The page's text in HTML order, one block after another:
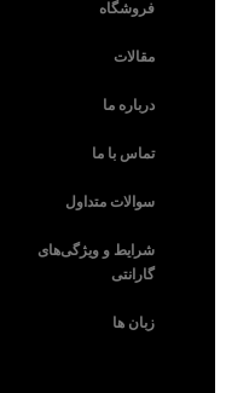
فروشگاه
مقالات
درباره ما
تماس با ما
سوالات متداول
شرایط و ویژگی‌های
گارانتی
زبان ها